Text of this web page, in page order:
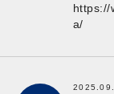
https://
a/